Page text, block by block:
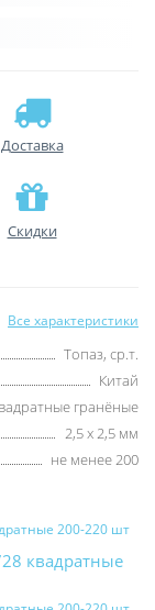
Доставка
Скидки
Все характеристики
Топаз, ср.т.
Китай
гранёные
2,5 х 2,5 мм
не менее 200
квадратные